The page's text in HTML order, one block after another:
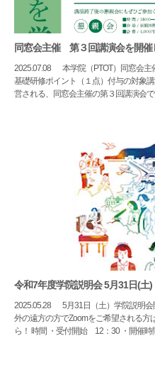
同窓会主催 第３回講演会を開催
2025.07.08
本学院（PTOT）同窓会
基礎研修ポイント（１点）付与の対象
営される、同窓会主催の第３回講演会
令和7年度学院説明会 5月31日(
2025.05.28
5月31日（土）学院説明
外の遠方の方でZoomをご希望される
ら！ 時間 ・受付開始 12：30 ・開催